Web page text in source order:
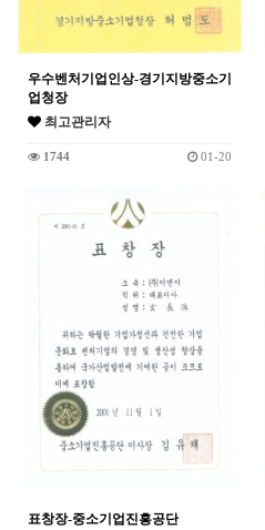
우수벤처기업인상-경기지방중소기
업청장
최고관리자
1744 01-20
표창장-중소기업진흥공단